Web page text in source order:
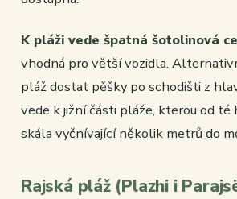
K pláži vede špatná šotolinová
vhodná pro větší vozidla.
pláž dostat pěšky po schodišti z
vede k jižní části pláže, kterou od té
skála vyčnívající několik metrů do
Rajská pláž (Plazhi i